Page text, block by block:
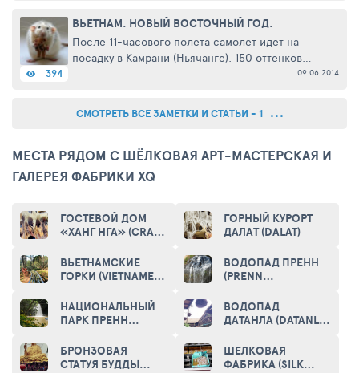
09.06.2014
ВЬЕТНАМ. НОВЫЙ ВОСТОЧНЫЙ ГОД.
После 11-часового полета самолет идет на
посадку в Камрани (Ньячанге). 150 оттенков
394
СМОТРЕТЬ ВСЕ ЗАМЕТКИ И СТАТЬИ - 1
МЕСТА РЯДОМ С ШЁЛКОВАЯ АРТ-МАСТЕРСКАЯ И
ГАЛЕРЕЯ ФАБРИКИ XQ
ГОСТЕВОЙ ДОМ
«ХАНГ НГА» (CRAZY
GUESTHOUSE)
ГОРНЫЙ КУРОРТ
ДАЛАТ (DALAT)
ВЬЕТНАМСКИЕ
ГОРКИ (VIETNAMESE
ВОДОПАД ПРЕНН
(PRENN
НАЦИОНАЛЬНЫЙ
ПАРК ПРЕНН
PARK)
ВОДОПАД
ДАТАНЛА (DATANLA
БРОНЗОВАЯ
СТАТУЯ БУДДЫ
ШЕЛКОВАЯ
ФАБРИКА (SILK